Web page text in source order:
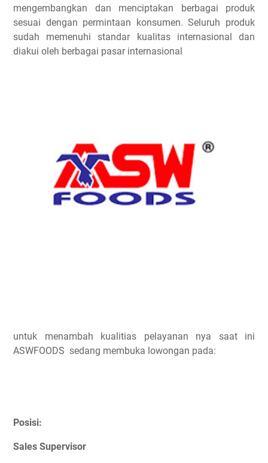
mengembangkan dan menciptakan berbagai produk
sesuai dengan permintaan konsumen. Seluruh produk
sudah memenuhi standar kualitas internasional dan
diakui oleh berbagai pasar internasional
untuk menambah kualitias pelayanan nya saat ini
ASWFOODS sedang membuka lowongan pada:
Posisi:
Sales Supervisor